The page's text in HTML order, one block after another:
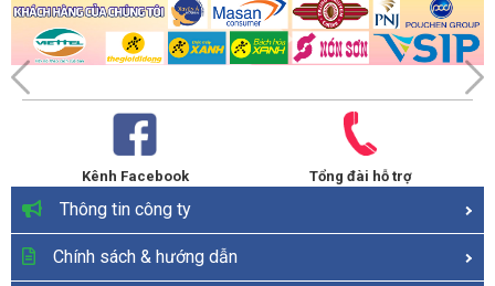
Kênh Facebook Tổng đài hỗ trợ
Thông tin công ty
Chính sách & hướng dẫn